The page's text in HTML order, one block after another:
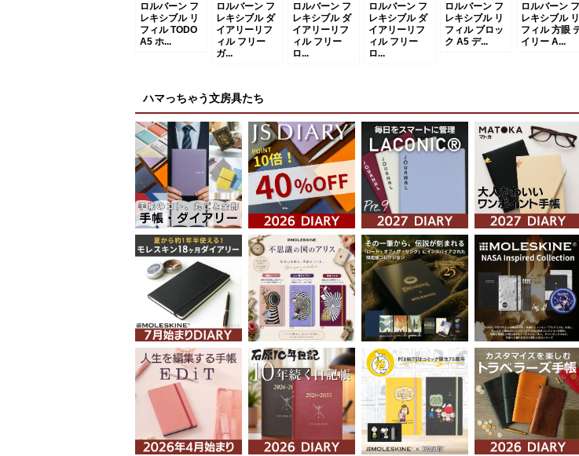
ロルバーン フ
レキシブル リ
フィル TODO
A5 ホ...
ロルバーン フ
レキシブル ダ
イアリーリフ
ィル フリー
ガ...
ロルバーン フ
レキシブル ダ
イアリーリフ
ィル フリー
ロ...
ロルバーン フ
レキシブル ダ
イアリーリフ
ィル フリー
ロ...
ロルバーン フ
レキシブル リ
フィル ブロッ
ク A5 デ...
ロルバーン フ
レキシブル リ
フィル 方眼
イリー A...
ハマっちゃう文房具たち